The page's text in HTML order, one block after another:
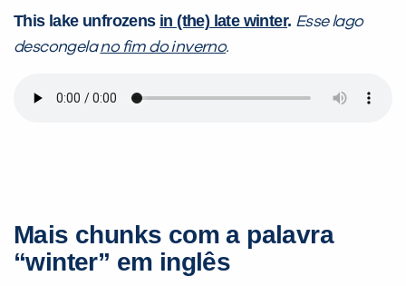
This lake unfrozens in (the) late winter. Esse lago
descongelano fim do inverno.
Mais chunks com a palavra
“winter” em inglês